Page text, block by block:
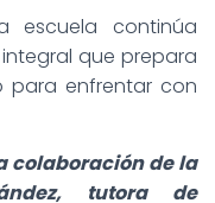
escuela continúa
que prepara
para enfrentar con
colaboración de la
tutora de